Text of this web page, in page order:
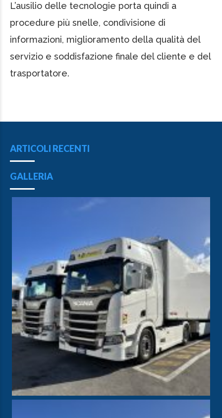
L’ausilio delle tecnologie porta quindi a
procedure più snelle, condivisione di
informazioni, miglioramento della qualità del
servizio e soddisfazione finale del cliente e del
trasportatore.
ARTICOLI RECENTI
GALLERIA